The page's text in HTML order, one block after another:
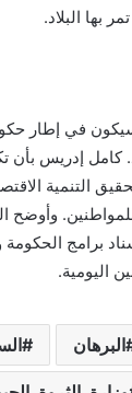
بها البلاد.
في إطار
كامل إدريس بأن
التنمية
وأوضح
برامج الحكومة
اليومية.
البرهان